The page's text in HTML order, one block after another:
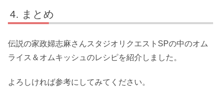
まとめ
伝説の家政婦志麻さんスタジオリクエストSPの中のオム
ライス＆オムキッシュのレシピを紹介しました。
よろしければ参考にしてみてください。